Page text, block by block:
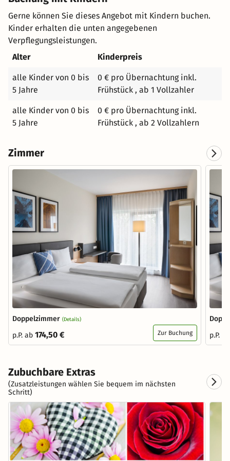
Gerne können Sie dieses Angebot mit Kindern buchen.
Kinder erhalten die unten angegebenen
Verpflegungsleistungen.
Alter
Kinderpreis
alle Kinder von 0 bis
5 Jahre
0 € pro Übernachtung inkl.
Frühstück , ab 1 Vollzahler
alle Kinder von 0 bis
5 Jahre
0 € pro Übernachtung inkl.
Frühstück , ab 2 Vollzahlern
Zimmer
Doppelzimmer (Details)
p.P. ab 174,50 € Zur Buchung
p.P.
Zubuchbare Extras
(Zusatzleistungen wählen Sie bequem im nächsten
Schritt)